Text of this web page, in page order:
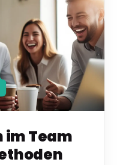
Team